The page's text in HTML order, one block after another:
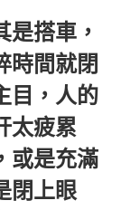
是搭車，
時間就閉
目，人的
太疲累
或是充滿
閉上眼